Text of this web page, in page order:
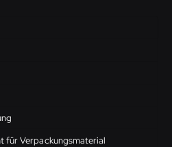
für Verpackungsmaterial